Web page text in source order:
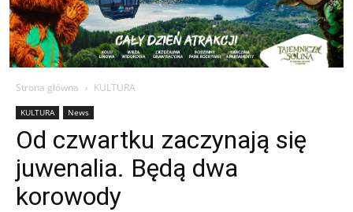
Strona główna KULTURA
KULTURA News
Od czwartku zaczynają się
juwenalia. Będą dwa
korowody